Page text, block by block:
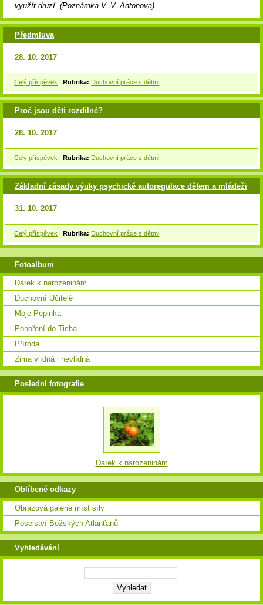
využít druzí. (Poznámka V. V. Antonova).
Předmluva
28. 10. 2017
Celý příspěvek |Rubrika: Duchovní práce s dětmi
Proč jsou děti rozdílné?
28. 10. 2017
Celý příspěvek |Rubrika: Duchovní práce s dětmi
Základní zásady výuky psychické autoregulace dětem a mládeži
31. 10. 2017
Celý příspěvek |Rubrika: Duchovní práce s dětmi
Fotoalbum
Dárek k narozeninám
Duchovní Učitelé
Moje Pepinka
Ponoření do Ticha
Příroda
Zima vlídná i nevlídná
Poslední fotografie
Dárek k narozeninám
Oblíbené odkazy
Obrazová galerie míst síly
Poselství Božských Atlanťanů
Vyhledávání